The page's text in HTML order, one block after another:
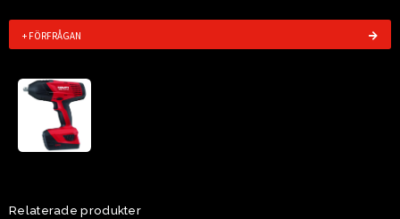
+ FÖRFRÅGAN
Relaterade produkter